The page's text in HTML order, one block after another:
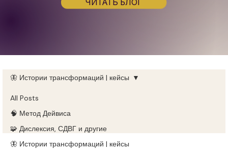
ЧИТАТЬ БЛОГ
All Posts
🧠 Метод Дейвиса
🧩 Дислексия, СДВГ и другие
🦋 Истории трансформаций | кейсы
🦋 Истории трансформаций | кейсы